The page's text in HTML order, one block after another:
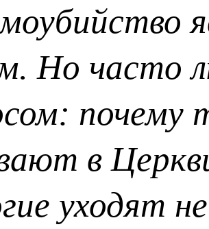
Но часто
почему
в
уходят